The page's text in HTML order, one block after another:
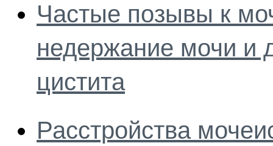
Частые позывы к
недержание мочи и
цистита
Расстройства